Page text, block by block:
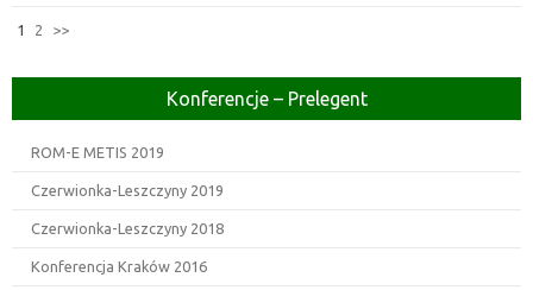
1 2 >>
Konferencje – Prelegent
ROM-E METIS 2019
Czerwionka-Leszczyny 2019
Czerwionka-Leszczyny 2018
Konferencja Kraków 2016